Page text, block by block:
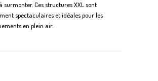
surmonter. Ces structures XXL sont
spectaculaires et idéales pour les
en plein air.